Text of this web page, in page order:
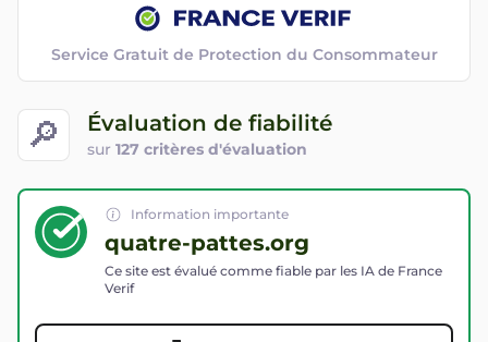
🔎 Évaluation de fiabilité
sur 127 critères d'évaluation
Service Gratuit de Protection du Consommateur
Information importante
quatre-pattes.org
Ce site est évalué comme fiable par les IA de France
Verif